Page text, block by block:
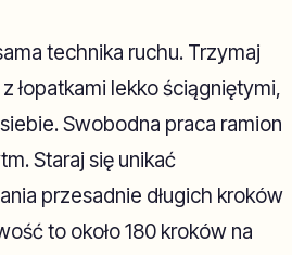
technika ruchu. Trzymaj
łopatkami lekko ściągniętymi,
Swobodna praca ramion
Staraj się unikać
przesadnie długich kroków
to około 180 kroków na